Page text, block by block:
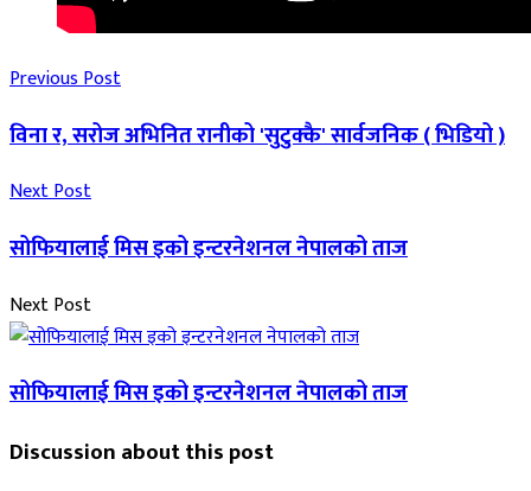
Previous Post
विना र, सरोज अभिनित रानीको 'सुटुक्कै' सार्वजनिक ( भिडियो )
Next Post
सोफियालाई मिस इको इन्टरनेशनल नेपालको ताज
Next Post
सोफियालाई मिस इको इन्टरनेशनल नेपालको ताज
Discussion about this post